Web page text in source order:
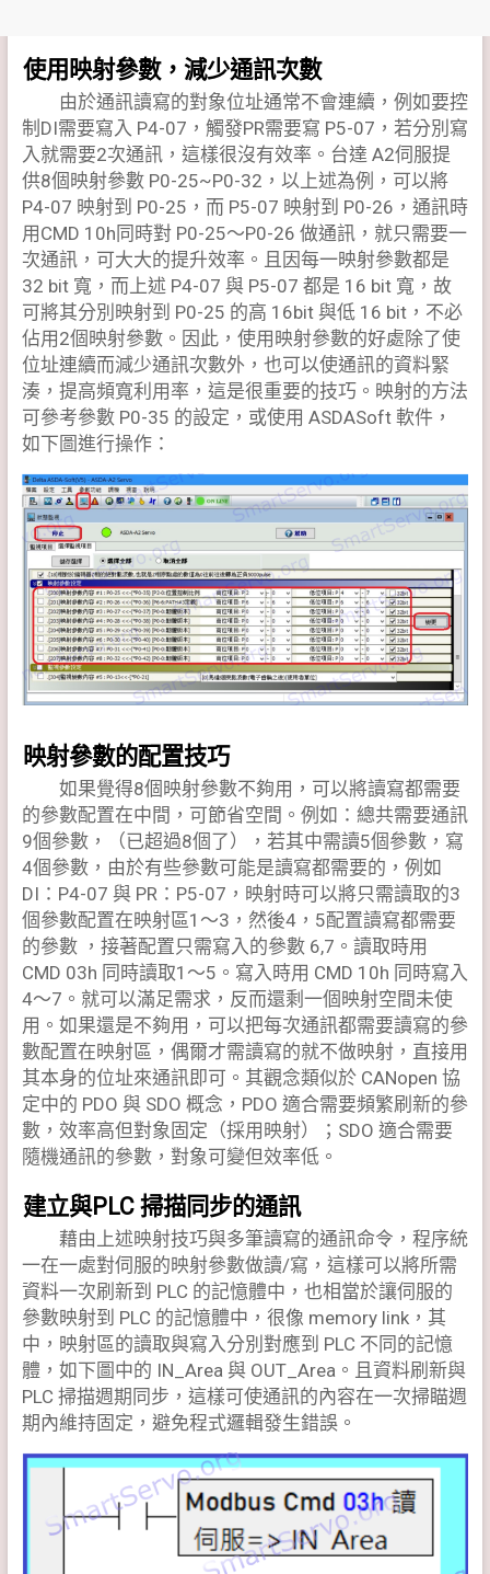
使用映射參數，減少通訊次數
由於通訊讀寫的對象位址通常不會連續，例如要控
制DI需要寫入 P4-07，觸發PR需要寫 P5-07，若分別寫
入就需要2次通訊，這樣很沒有效率。台達 A2伺服提
供8個映射參數 P0-25~P0-32，以上述為例，可以將
P4-07 映射到 P0-25，而 P5-07 映射到 P0-26，通訊時
用CMD 10h同時對 P0-25～P0-26 做通訊，就只需要一
次通訊，可大大的提升效率。且因每一映射參數都是
32 bit 寬，而上述 P4-07 與 P5-07 都是 16 bit 寬，故
可將其分別映射到 P0-25 的高 16bit 與低 16 bit，不必
佔用2個映射參數。因此，使用映射參數的好處除了使
位址連續而減少通訊次數外，也可以使通訊的資料緊
湊，提高頻寬利用率，這是很重要的技巧。映射的方法
可參考參數 P0-35 的設定，或使用 ASDASoft 軟件，
如下圖進行操作：
映射參數的配置技巧
如果覺得8個映射參數不夠用，可以將讀寫都需要
的參數配置在中間，可節省空間。例如：總共需要通訊
9個參數，（已超過8個了），若其中需讀5個參數，寫
4個參數，由於有些參數可能是讀寫都需要的，例如
DI：P4-07 與 PR：P5-07，映射時可以將只需讀取的3
個參數配置在映射區1～3，然後4，5配置讀寫都需要
的參數 ，接著配置只需寫入的參數 6,7。讀取時用
CMD 03h 同時讀取1～5。寫入時用 CMD 10h 同時寫入
4～7。就可以滿足需求，反而還剩一個映射空間未使
用。如果還是不夠用，可以把每次通訊都需要讀寫的參
數配置在映射區，偶爾才需讀寫的就不做映射，直接用
其本身的位址來通訊即可。其觀念類似於 CANopen 協
定中的 PDO 與 SDO 概念，PDO 適合需要頻繁刷新的參
數，效率高但對象固定（採用映射）；SDO 適合需要
隨機通訊的參數，對象可變但效率低。
建立與PLC 掃描同步的通訊
藉由上述映射技巧與多筆讀寫的通訊命令，程序統
一在一處對伺服的映射參數做讀/寫，這樣可以將所需
資料一次刷新到 PLC 的記憶體中，也相當於讓伺服的
參數映射到 PLC 的記憶體中，很像 memory link，其
中，映射區的讀取與寫入分別對應到 PLC 不同的記憶
體，如下圖中的 IN_Area 與 OUT_Area。且資料刷新與
PLC 掃描週期同步，這樣可使通訊的內容在一次掃瞄週
期內維持固定，避免程式邏輯發生錯誤。